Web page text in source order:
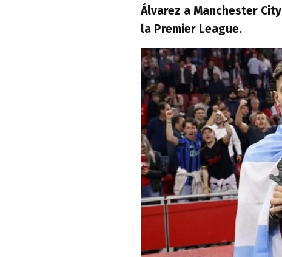
Álvarez a Manchester City
la Premier League.